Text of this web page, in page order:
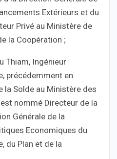
Extérieurs et du
Privé au Ministère de
la Coopération ;
Thiam, Ingénieur
précédemment en
la Solde au Ministère des
nommé Directeur de la
Générale de la
Economiques du
du Plan et de la